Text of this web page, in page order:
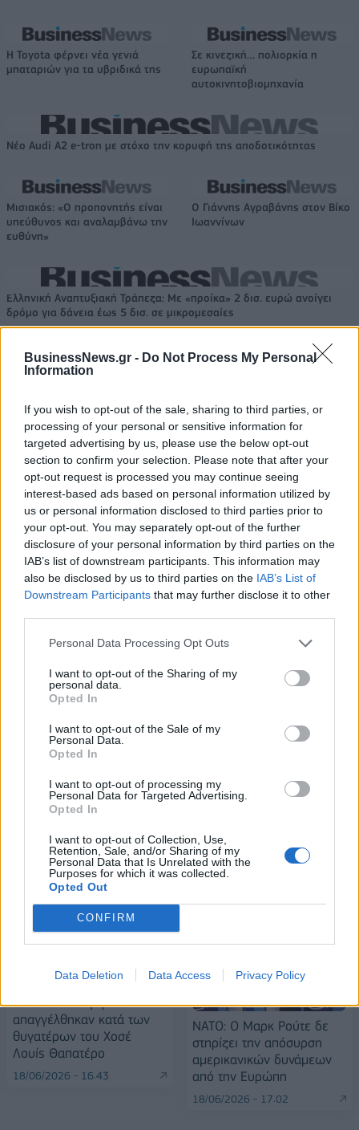
BusinessNews.gr - Do Not Process My Personal
Information
If you wish to opt-out of the sale, sharing to third parties, or
processing of your personal or sensitive information for
targeted advertising by us, please use the below opt-out
section to confirm your selection. Please note that after your
opt-out request is processed you may continue seeing
interest-based ads based on personal information utilized by
us or personal information disclosed to third parties prior to
your opt-out. You may separately opt-out of the further
disclosure of your personal information by third parties on the
IAB’s list of downstream participants. This information may
also be disclosed by us to third parties on the IAB’s List of
Downstream Participants that may further disclose it to other
Personal Data Processing Opt Outs
I want to opt-out of the Sharing of my
personal data.
Opted In
I want to opt-out of the Sale of my
Personal Data.
Opted In
I want to opt-out of processing my
Personal Data for Targeted Advertising.
Opted In
I want to opt-out of Collection, Use,
Retention, Sale, and/or Sharing of my
Personal Data that Is Unrelated with the
Purposes for which it was collected.
Opted Out
CONFIRM
Data Deletion Data Access Privacy Policy
Η Toyota φέρνει νέα γενιά
μπαταριών για τα υβριδικά της
Σε κινεζική… πολιορκία η
ευρωπαϊκή
αυτοκινητοβιομηχανία
Νέο Audi A2 e-tron με στόχο την κορυφή της αποδοτικότητας
Μισιακός: «Ο προπονητής είναι
υπεύθυνος και αναλαμβάνω την
ευθύνη»
Ο Γιάννης Αγραβάνης στον Βίκο
Ιωαννίνων
Ελληνική Αναπτυξιακή Τράπεζα: Με «προίκα» 2 δισ. ευρώ ανοίγει
δρόμο για δάνεια έως 5 δισ. σε μικρομεσαίες
εκατ. ευρώ και αύξηση κερδών
57% - Τα νέα στοιχήματα σε
low & non alcohol
Χρηματοοικονομικός
σύμβουλος της ΔΕΗ για την
είσοδο στην πολωνική αγορά
ενέργειας
Η Chery επενδύει 75 εκατ. δολάρια στην KG Mobility
Το FIAT 500 Hybrid τώρα από
18.990 ευρώ
Ατρόμητος και Novibet
συνεχίζουν μαζί: Ανανέωση της
συνεργασίας τους μέχρι το
2028
18η συνεχόμενη χρονιά για τον ΟΤΕ στη διεθνή σειρά δεικτών
FTSE4Good
Alpha Bank: Για πρώτη φορά το Αρχαίο Θέατρο Επιδαύρου άνοιξε τις
ΠΕΡΙΣΣΌΤΕΡΑ ΣΕ ΑΥΤΉ ΤΗΝ ΚΑΤΗΓΟΡΊΑ
Ισπανία: Κατηγορίες
απαγγέλθηκαν κατά των
θυγατέρων του Χοσέ
Λουίς Θαπατέρο
18/06/2026 - 16:43
ΝΑΤΟ: Ο Μαρκ Ρούτε δε
στηρίζει την απόσυρση
αμερικανικών δυνάμεων
από την Ευρώπη
18/06/2026 - 17:02